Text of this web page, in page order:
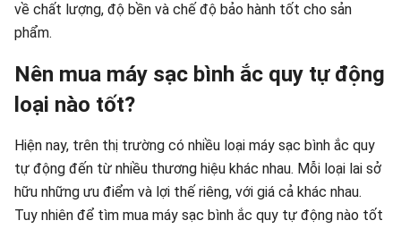
về chất lượng, độ bền và chế độ bảo hành tốt cho sản
phẩm.
Nên mua máy sạc bình ắc quy tự động
loại nào tốt?
Hiện nay, trên thị trường có nhiều loại máy sạc bình ắc quy
tự động đến từ nhiều thương hiệu khác nhau. Mỗi loại lai sở
hữu những ưu điểm và lợi thế riêng, với giá cả khác nhau.
Tuy nhiên để tìm mua máy sạc bình ắc quy tự động nào tốt